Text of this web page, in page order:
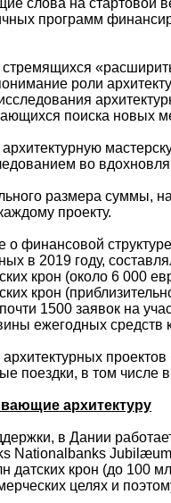
слова на стартовой
программ
роли
поиска новых
во
размера суммы,
проекту.
о финансовой
в 2019 году,
крон (около 6 000
крон
1500 заявок на
ежегодных средств
проектов
поездки, в том
архитектуру
в Дании
Nationalbanks
датских крон (до 100
целях и